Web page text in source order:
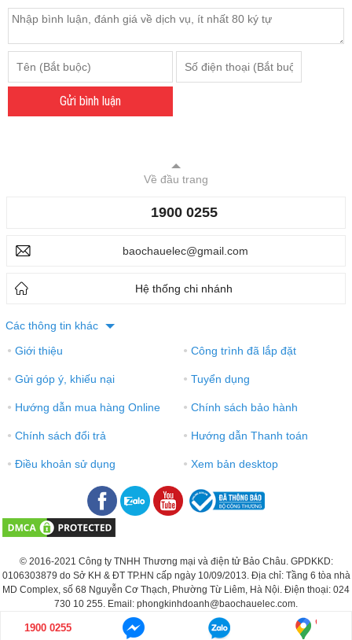
Gửi bình luận
Về đầu trang
1900 0255
baochauelec@gmail.com
Hệ thống chi nhánh
Các thông tin khác
● Giới thiệu ● Công trình đã lắp đặt
● Gửi góp ý, khiếu nại ● Tuyển dụng
● Hướng dẫn mua hàng Online ● Chính sách bảo hành
● Chính sách đổi trả ● Hướng dẫn Thanh toán
● Điều khoản sử dụng ● Xem bản desktop
© 2016-2021 Công ty TNHH Thương mại và điện tử Bảo Châu. GPDKKD:
0106303879 do Sở KH & ĐT TP.HN cấp ngày 10/09/2013. Địa chỉ: Tầng 6 tòa nhà
MD Complex, số 68 Nguyễn Cơ Thạch, Phường Từ Liêm, Hà Nội. Điện thoại: 024
730 10 255. Email: phongkinhdoanh@baochauelec.com.
1900 0255